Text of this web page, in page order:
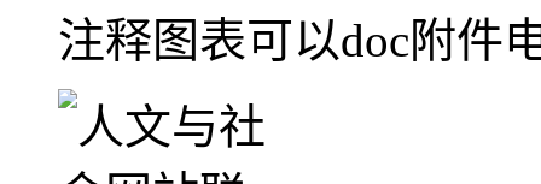
注释图表可以doc附件